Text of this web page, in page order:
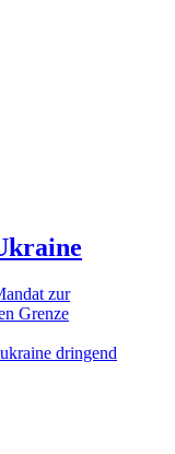
zur
Grenze
dringend